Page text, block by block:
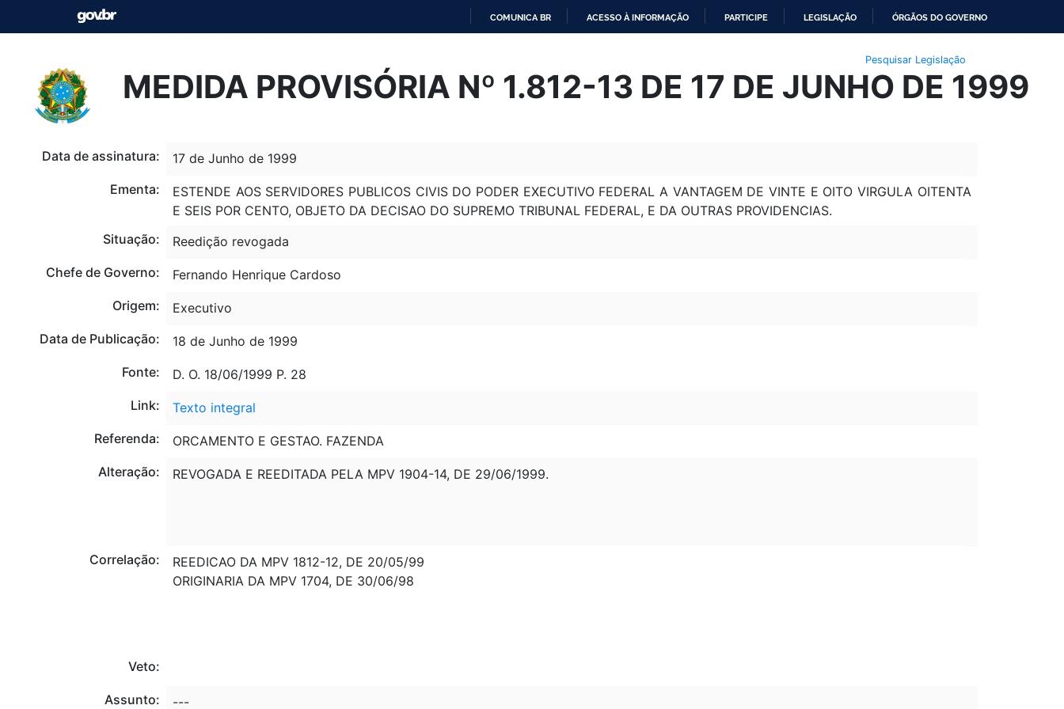
O
CONTEÚDO
COMUNICA BR ACESSO À INFORMAÇÃO PARTICIPE LEGISLAÇÃO ÓRGÃOS DO GOVERNO
Pesquisar Legislação
MEDIDA PROVISÓRIA Nº 1.812-13 DE 17 DE JUNHO DE 1999
Data de assinatura:
17 de Junho de 1999
Ementa:
ESTENDE AOS SERVIDORES PUBLICOS CIVIS DO PODER EXECUTIVO FEDERAL A VANTAGEM DE VINTE E OITO VIRGULA OITENTA
E SEIS POR CENTO, OBJETO DA DECISAO DO SUPREMO TRIBUNAL FEDERAL, E DA OUTRAS PROVIDENCIAS.
Situação:
Reedição revogada
Chefe de Governo:
Fernando Henrique Cardoso
Origem:
Executivo
Data de Publicação:
18 de Junho de 1999
Fonte:
D. O. 18/06/1999 P. 28
Link:
Texto integral
Referenda:
ORCAMENTO E GESTAO. FAZENDA
Alteração:
REVOGADA E REEDITADA PELA MPV 1904-14, DE 29/06/1999.
Correlação:
REEDICAO DA MPV 1812-12, DE 20/05/99
ORIGINARIA DA MPV 1704, DE 30/06/98
Veto:
Assunto: ---